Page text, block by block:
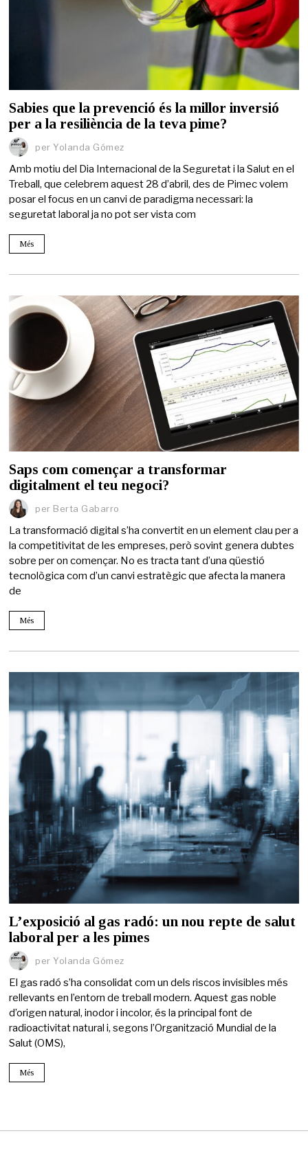
Sabies que la prevenció és la millor inversió
per a la resiliència de la teva pime?
per Yolanda Gómez
Amb motiu del Dia Internacional de la Seguretat i la Salut en el
Treball, que celebrem aquest 28 d’abril, des de Pimec volem
posar el focus en un canvi de paradigma necessari: la
seguretat laboral ja no pot ser vista com
Més
Saps com començar a transformar
digitalment el teu negoci?
per Berta Gabarro
La transformació digital s’ha convertit en un element clau per a
la competitivitat de les empreses, però sovint genera dubtes
sobre per on començar. No es tracta tant d’una qüestió
tecnològica com d’un canvi estratègic que afecta la manera
de
Més
L’exposició al gas radó: un nou repte de salut
laboral per a les pimes
per Yolanda Gómez
El gas radó s’ha consolidat com un dels riscos invisibles més
rellevants en l’entorn de treball modern. Aquest gas noble
d’origen natural, inodor i incolor, és la principal font de
radioactivitat natural i, segons l’Organització Mundial de la
Salut (OMS),
Més